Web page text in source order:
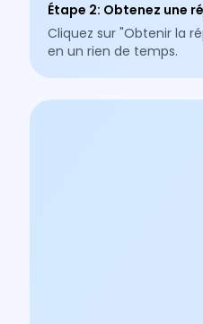
Étape 2: Obtenez une
Cliquez sur "Obtenir la
en un rien de temps.